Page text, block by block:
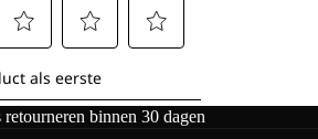
retourneren binnen 30 dagen